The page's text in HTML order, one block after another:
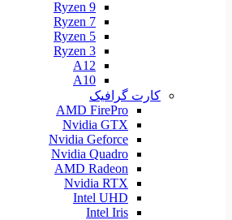
Ryzen 9
Ryzen 7
Ryzen 5
Ryzen 3
A12
A10
کارت گرافیک
AMD FirePro
Nvidia GTX
Nvidia Geforce
Nvidia Quadro
AMD Radeon
Nvidia RTX
Intel UHD
Intel Iris